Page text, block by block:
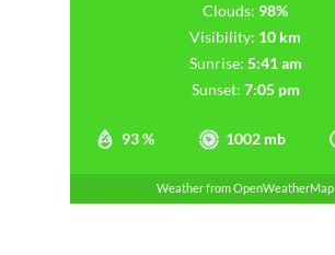
93 % 1002 mb
Clouds: 98%
Visibility: 10 km
Sunrise: 5:41 am
Sunset: 7:05 pm
Weather from OpenWeatherMap